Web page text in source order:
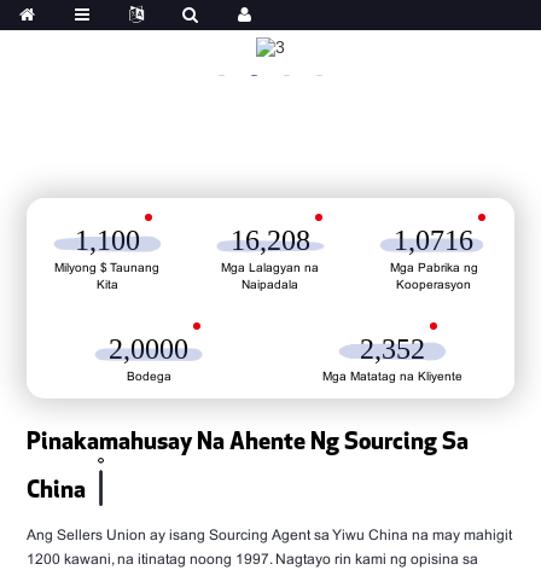
1,100
Milyong $ Taunang
Kita
16,208
Mga Lalagyan na
Naipadala
1,0716
Mga Pabrika ng
Kooperasyon
2,0000
Bodega
2,352
Mga Matatag na Kliyente
Pinakamahusay Na Ahente Ng Sourcing Sa
China
Ang Sellers Union ay isang Sourcing Agent sa Yiwu China na may mahigit
1200 kawani, na itinatag noong 1997. Nagtayo rin kami ng opisina sa